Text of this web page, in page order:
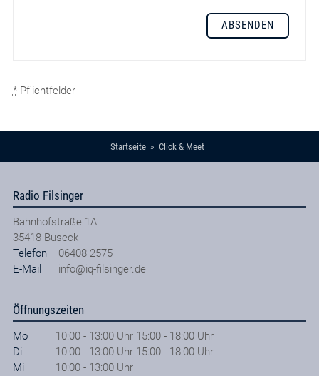
*Pflichtfelder
Startseite Click & Meet
Radio Filsinger
Bahnhofstraße 1A
35418 Buseck
Telefon
06408 2575
E-Mail
info@iq-filsinger.de
Öffnungszeiten
Mo
10:00 - 13:00 Uhr 15:00 - 18:00 Uhr
Di
10:00 - 13:00 Uhr 15:00 - 18:00 Uhr
Mi
10:00 - 13:00 Uhr